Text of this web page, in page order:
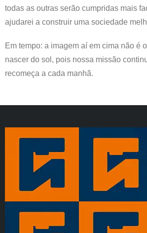
todas as outras serão cumpridas mais
ajudarei a construir uma sociedade
Em tempo: a imagem aí em cima não é
nascer do sol, pois nossa missão
recomeça a cada manhã.